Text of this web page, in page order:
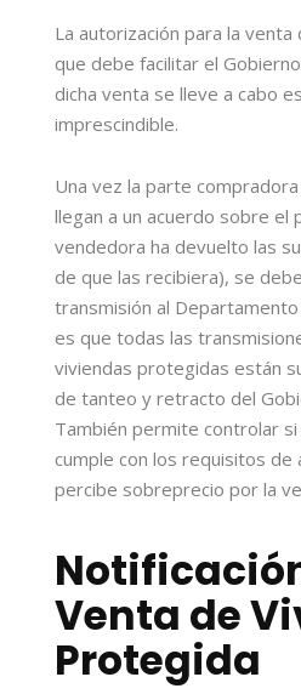
La autorización para la
que debe facilitar el
dicha venta se lleve a cabo
imprescindible.
Una vez la parte
llegan a un acuerdo sobre el
vendedora ha devuelto las
de que las recibiera), se
transmisión al
es que todas las
viviendas protegidas están
de tanteo y retracto del
También permite controlar
cumple con los requisitos de
percibe sobreprecio por la
Venta de
Protegida